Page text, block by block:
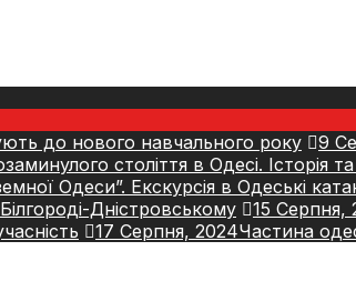
до нового навчального року 9
століття в Одесі. Історія
Одеси”. Екскурсія в Одеські
Дністровському 15 Серпня,
17 Серпня, 2024Частина